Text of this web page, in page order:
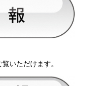
いただけます。